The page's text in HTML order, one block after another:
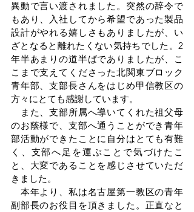
異動で言い渡されました。突然の辞令で
もあり、入社してから希望であった製品
設計がやれる嬉しさもありましたが、い
ざとなると離れたくない気持ちでした。2
年半あまりの道半ばでありましたが、こ
こまで支えてくださった北関東ブロック
青年部、支部長さんをはじめ甲信教区の
方々にとても感謝しています。
また、支部所属へ導いてくれた祖父母
のお蔭様で、支部へ通うことができ青年
部活動ができたことに自分はとても有難
く、支部へ足を運ぶことで気づけたこ
と、大変であることを感じさせていただ
きました。
本年より、私は名古屋第一教区の青年
副部長のお役目を頂きました。正直なと